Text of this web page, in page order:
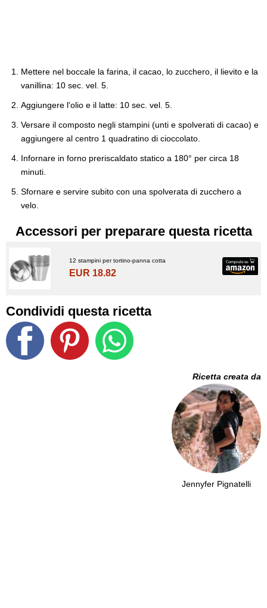
Mettere nel boccale la farina, il cacao, lo zucchero, il lievito e la
vanillina: 10 sec. vel. 5.
Aggiungere l'olio e il latte: 10 sec. vel. 5.
Versare il composto negli stampini (unti e spolverati di cacao) e
aggiungere al centro 1 quadratino di cioccolato.
Infornare in forno preriscaldato statico a 180° per circa 18
minuti.
Sfornare e servire subito con una spolverata di zucchero a
velo.
Accessori per preparare questa ricetta
12 stampini per tortino-panna cotta
EUR 18.82
Condividi questa ricetta
Ricetta creata da
Jennyfer Pignatelli